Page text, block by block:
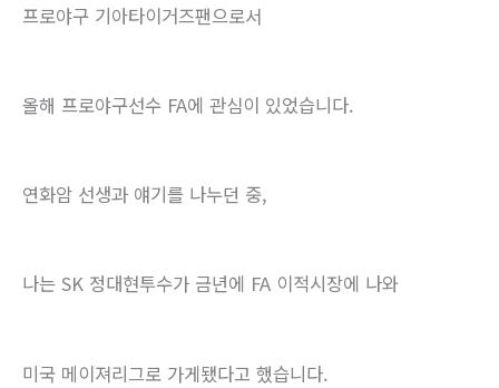
프로야구 기아타이거즈팬으로서
올해 프로야구선수 FA에 관심이 있었습니다.
연화암 선생과 얘기를 나누던 중,
나는 SK 정대현투수가 금년에 FA 이적시장에 나와
미국 메이져리그로 가게됐다고 했습니다.